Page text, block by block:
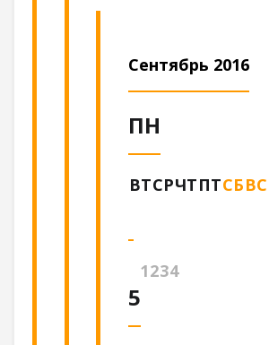
Сентябрь 2016
ПН
ВТСРЧТПТСБВС
1234
5